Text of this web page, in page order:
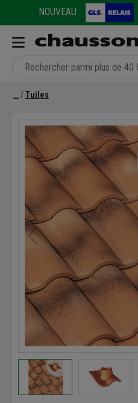
NOUVEAU :
Tuiles